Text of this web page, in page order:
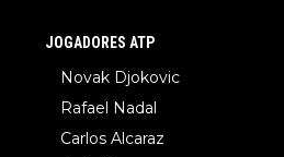
JOGADORES ATP
Novak Djokovic
Rafael Nadal
Carlos Alcaraz